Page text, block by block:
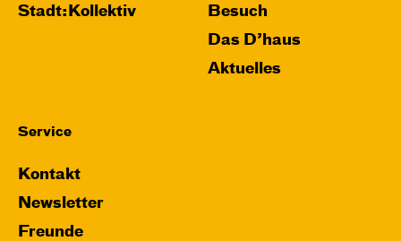
Stadt:Kollektiv
Besuch
Das D’haus
Aktuelles
Service
Kontakt
Newsletter
Freunde